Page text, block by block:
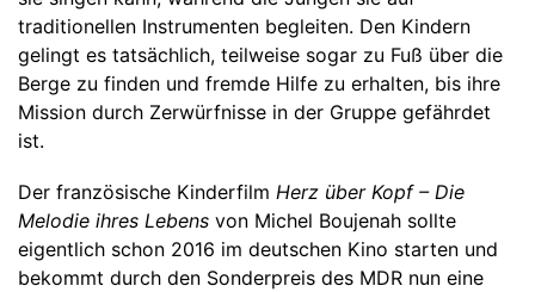
traditionellen Instrumenten begleiten. Den Kindern
gelingt es tatsächlich, teilweise sogar zu Fuß über die
Berge zu finden und fremde Hilfe zu erhalten, bis ihre
Mission durch Zerwürfnisse in der Gruppe gefährdet
ist.
Der französische Kinderfilm Herz über Kopf – Die
Melodie ihres Lebens von Michel Boujenah sollte
eigentlich schon 2016 im deutschen Kino starten und
bekommt durch den Sonderpreis des MDR nun eine